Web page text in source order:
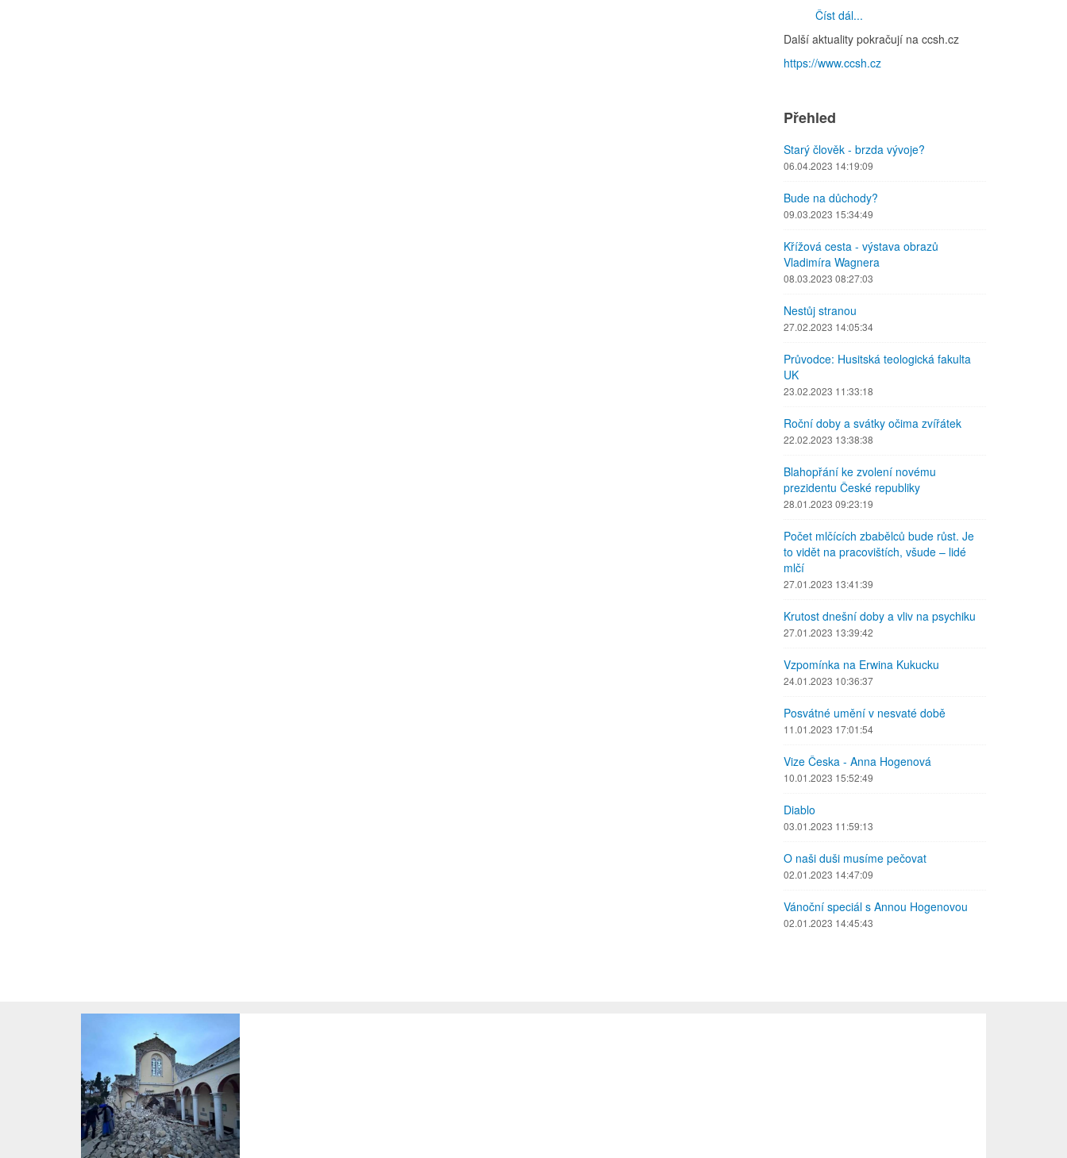
Číst dál...
Další aktuality pokračují na ccsh.cz
https://www.ccsh.cz
Přehled
Starý člověk - brzda vývoje?
06.04.2023 14:19:09
Bude na důchody?
09.03.2023 15:34:49
Křížová cesta - výstava obrazů
Vladimíra Wagnera
08.03.2023 08:27:03
Nestůj stranou
27.02.2023 14:05:34
Průvodce: Husitská teologická fakulta
UK
23.02.2023 11:33:18
Roční doby a svátky očima zvířátek
22.02.2023 13:38:38
Blahopřání ke zvolení novému
prezidentu České republiky
28.01.2023 09:23:19
Počet mlčících zbabělců bude růst. Je
to vidět na pracovištích, všude – lidé
mlčí
27.01.2023 13:41:39
Krutost dnešní doby a vliv na psychiku
27.01.2023 13:39:42
Vzpomínka na Erwina Kukucku
24.01.2023 10:36:37
Posvátné umění v nesvaté době
11.01.2023 17:01:54
Vize Česka - Anna Hogenová
10.01.2023 15:52:49
Diablo
03.01.2023 11:59:13
O naši duši musíme pečovat
02.01.2023 14:47:09
Vánoční speciál s Annou Hogenovou
02.01.2023 14:45:43